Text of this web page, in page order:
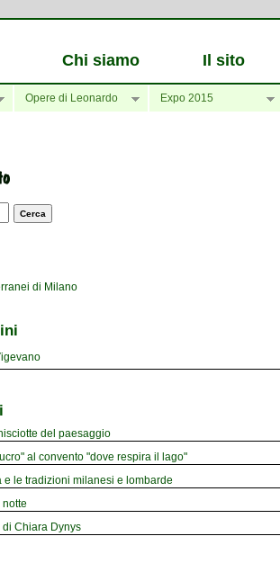
Chi siamo Il sito
Opere di Leonardo Expo 2015
del paesaggio
al convento "dove respira il lago"
e le tradizioni milanesi e lombarde
Chiara Dynys